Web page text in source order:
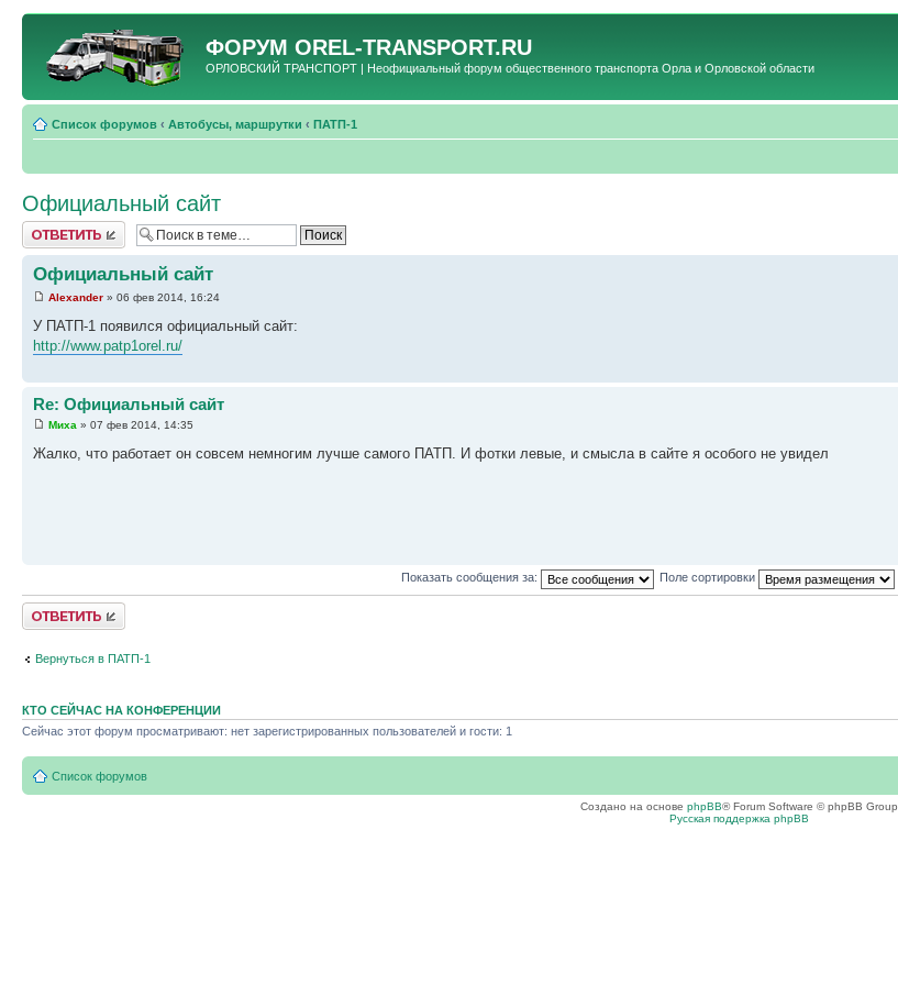
ФОРУМ OREL-TRANSPORT.RU
ОРЛОВСКИЙ ТРАНСПОРТ | Неофициальный форум общественного транспорта Орла и Орловской области
Список форумов ‹ Автобусы, маршрутки ‹ ПАТП-1
Официальный сайт
Ответить
Официальный сайт
Alexander » 06 фев 2014, 16:24
У ПАТП-1 появился официальный сайт:
http://www.patp1orel.ru/
Re: Официальный сайт
Миха » 07 фев 2014, 14:35
Жалко, что работает он совсем немногим лучше самого ПАТП. И фотки левые, и смысла в сайте я особого не увидел
Показать сообщения за: Поле сортировки
Ответить
Вернуться в ПАТП-1
КТО СЕЙЧАС НА КОНФЕРЕНЦИИ
Сейчас этот форум просматривают: нет зарегистрированных пользователей и гости: 1
Список форумов
Создано на основе phpBB® Forum Software © phpBB Group
Русская поддержка phpBB